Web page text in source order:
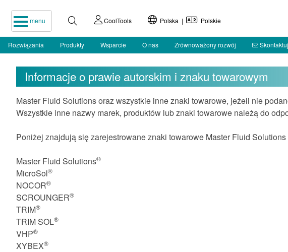
menu CoolTools Polska | Polskie
Rozwiązania Produkty Wsparcie O nas Zrównoważony rozwój
Informacje o prawie autorskim i znaku towarowym
Master Fluid Solutions oraz wszystkie inne znaki towarowe, jeżeli nie
Wszystkie inne nazwy marek, produktów lub znaki towarowe należą do
Poniżej znajdują się zarejestrowane znaki towarowe Master Fluid
Master Fluid Solutions®
MicroSol®
NOCOR®
SCROUNGER®
TRIM®
TRIM SOL®
VHP®
XYBEX®